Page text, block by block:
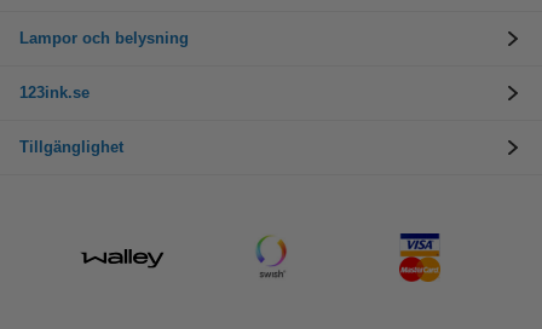
Lampor och belysning
123ink.se
Tillgänglighet